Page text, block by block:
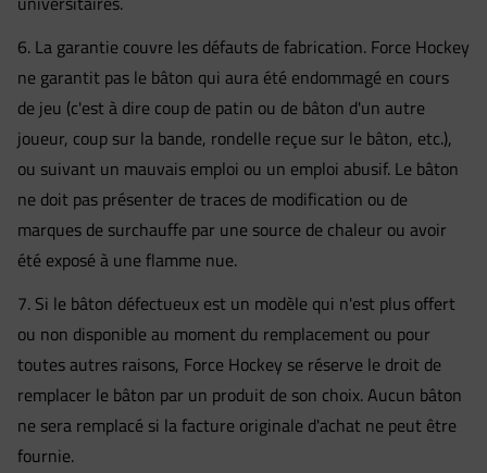
6. La garantie couvre les défauts de fabrication. Force Hockey
ne garantit pas le bâton qui aura été endommagé en cours
de jeu (c'est à dire coup de patin ou de bâton d'un autre
joueur, coup sur la bande, rondelle reçue sur le bâton, etc.),
ou suivant un mauvais emploi ou un emploi abusif. Le bâton
ne doit pas présenter de traces de modification ou de
marques de surchauffe par une source de chaleur ou avoir
été exposé à une flamme nue.
7. Si le bâton défectueux est un modèle qui n'est plus offert
ou non disponible au moment du remplacement ou pour
toutes autres raisons, Force Hockey se réserve le droit de
remplacer le bâton par un produit de son choix. Aucun bâton
ne sera remplacé si la facture originale d'achat ne peut être
fournie.